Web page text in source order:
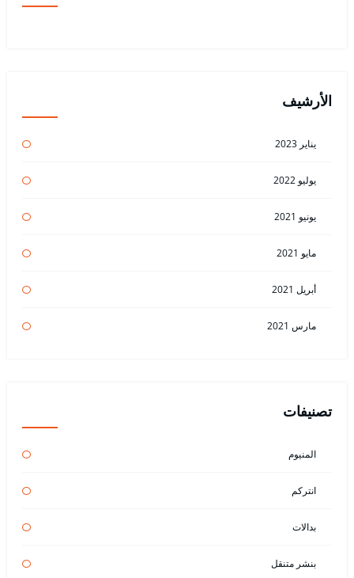
الأرشيف
يناير 2023
يوليو 2022
يونيو 2021
مايو 2021
أبريل 2021
مارس 2021
تصنيفات
المنيوم
انتركم
بدالات
بنشر متنقل